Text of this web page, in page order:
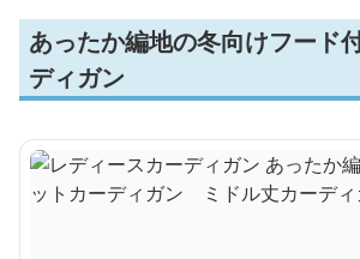
あったか編地の冬向けフード
ディガン